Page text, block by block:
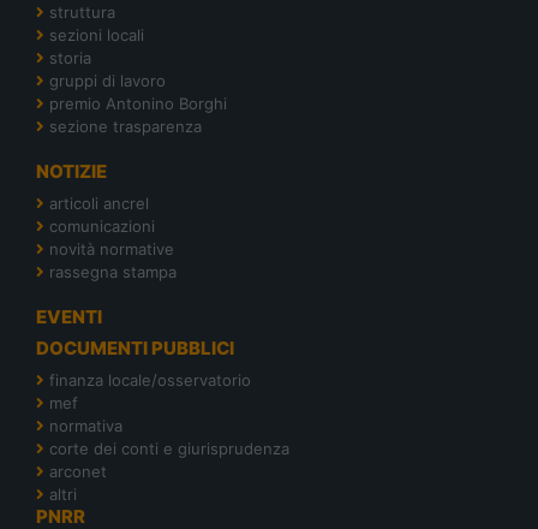
struttura
sezioni locali
storia
gruppi di lavoro
premio Antonino Borghi
sezione trasparenza
NOTIZIE
articoli ancrel
comunicazioni
novità normative
rassegna stampa
EVENTI
DOCUMENTI PUBBLICI
finanza locale/osservatorio
mef
normativa
corte dei conti e giurisprudenza
arconet
altri
PNRR